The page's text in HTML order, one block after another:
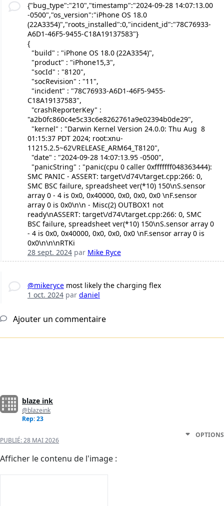
{"bug_type":"210","timestamp":"2024-09-28 14:07:13.00
-0500","os_version":"iPhone OS 18.0
(22A3354)","roots_installed":0,"incident_id":"78C76933-
A6D1-46F5-9455-C18A19137583"}
{
"build" : "iPhone OS 18.0 (22A3354)",
"product" : "iPhone15,3",
"socId" : "8120",
"socRevision" : "11",
"incident" : "78C76933-A6D1-46F5-9455-
C18A19137583",
"crashReporterKey" :
"a2b0fc860c4e5c33c6e8262761a9e02394b0de29",
"kernel" : "Darwin Kernel Version 24.0.0: Thu Aug 8
01:15:37 PDT 2024; root:xnu-
11215.2.5~62\/RELEASE_ARM64_T8120",
"date" : "2024-09-28 14:07:13.95 -0500",
"panicString" : "panic(cpu 0 caller 0xfffffff048363444):
SMC PANIC - ASSERT: target\/d74\/target.cpp:266: 0,
SMC BSC failure, spreadsheet ver(*10) 150\nS.sensor
array 0 - 4 is 0x0, 0x40000, 0x0, 0x0, 0x0 \nF.sensor
array 0 is 0x0\n\n - Misc(2) OUTBOX1 not
ready\nASSERT: target\/d74\/target.cpp:266: 0, SMC
BSC failure, spreadsheet ver(*10) 150\nS.sensor array 0
- 4 is 0x0, 0x40000, 0x0, 0x0, 0x0 \nF.sensor array 0 is
0x0\n\n\nRTKi
28 sept. 2024par Mike Ryce
@mikerycemost likely the charging flex
1 oct. 2024par daniel
Ajouter un commentaire
blaze ink
@blazeink
Rep: 23
PUBLIÉ:28 MAI 2026
OPTIONS
Afficher le contenu de l'image :